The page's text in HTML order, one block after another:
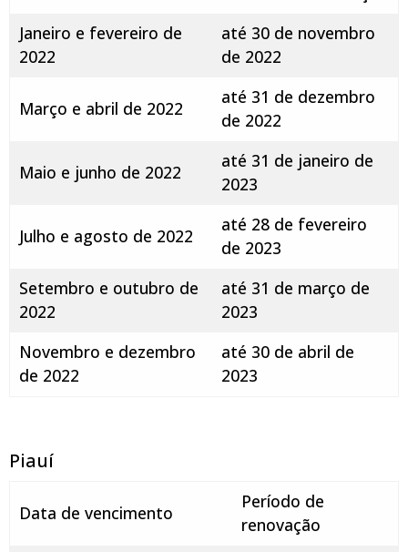
Janeiro e fevereiro de
2022
até 30 de novembro
de 2022
Março e abril de 2022
até 31 de dezembro
de 2022
Maio e junho de 2022
até 31 de janeiro de
2023
Julho e agosto de 2022
até 28 de fevereiro
de 2023
Setembro e outubro de
2022
até 31 de março de
2023
Novembro e dezembro
de 2022
até 30 de abril de
2023
Piauí
Data de vencimento
Período de
renovação